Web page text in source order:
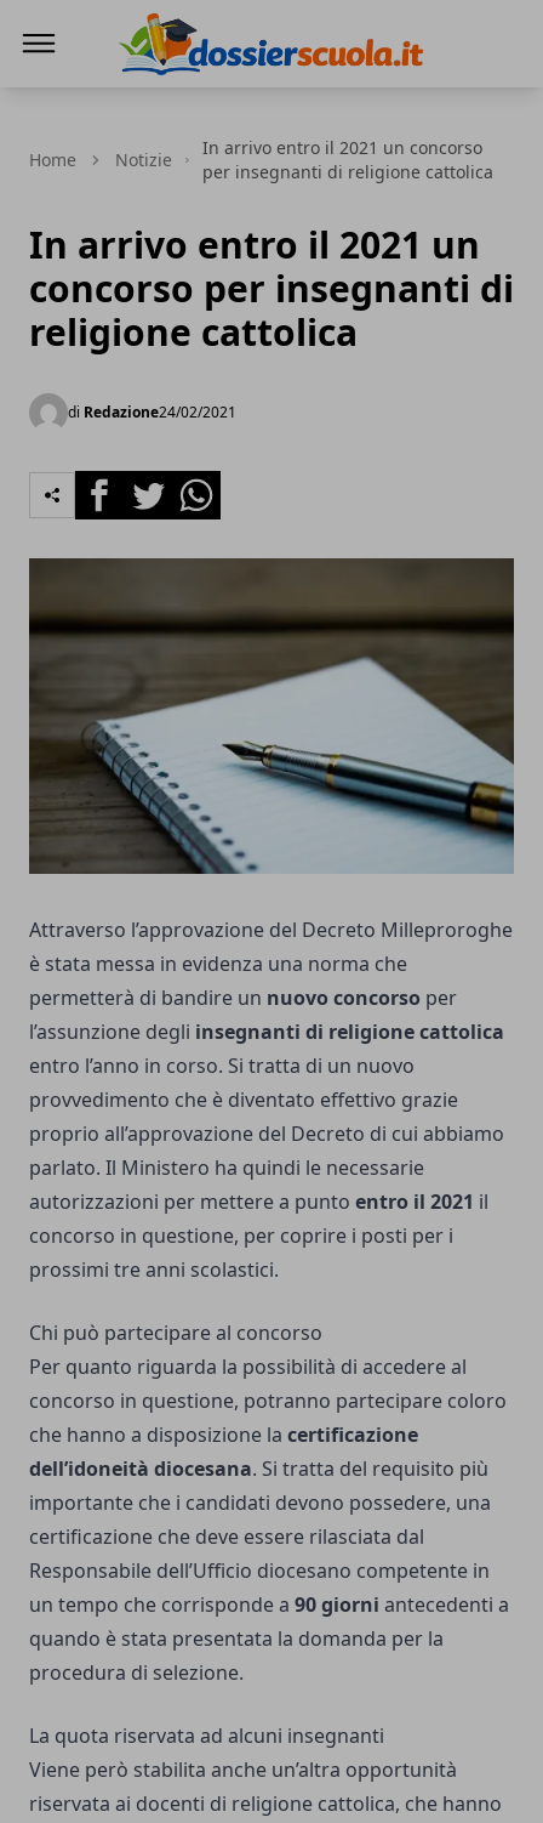
Home Notizie
In arrivo entro il 2021 un concorso
per insegnanti di religione cattolica
In arrivo entro il 2021 un
concorso per insegnanti di
religione cattolica
di Redazione24/02/2021
FacebookTwitterWhatsapp
Attraverso l’approvazione del Decreto Milleproroghe
è stata messa in evidenza una norma che
permetterà di bandire un nuovo concorso per
l’assunzione degli insegnanti di religione cattolica
entro l’anno in corso. Si tratta di un nuovo
provvedimento che è diventato effettivo grazie
proprio all’approvazione del Decreto di cui abbiamo
parlato. Il Ministero ha quindi le necessarie
autorizzazioni per mettere a punto entro il 2021 il
concorso in questione, per coprire i posti per i
prossimi tre anni scolastici.
Chi può partecipare al concorso
Per quanto riguarda la possibilità di accedere al
concorso in questione, potranno partecipare coloro
che hanno a disposizione la certificazione
dell’idoneità diocesana. Si tratta del requisito più
importante che i candidati devono possedere, una
certificazione che deve essere rilasciata dal
Responsabile dell’Ufficio diocesano competente in
un tempo che corrisponde a 90 giorni antecedenti a
quando è stata presentata la domanda per la
procedura di selezione.
La quota riservata ad alcuni insegnanti
Viene però stabilita anche un’altra opportunità
riservata ai docenti di religione cattolica, che hanno